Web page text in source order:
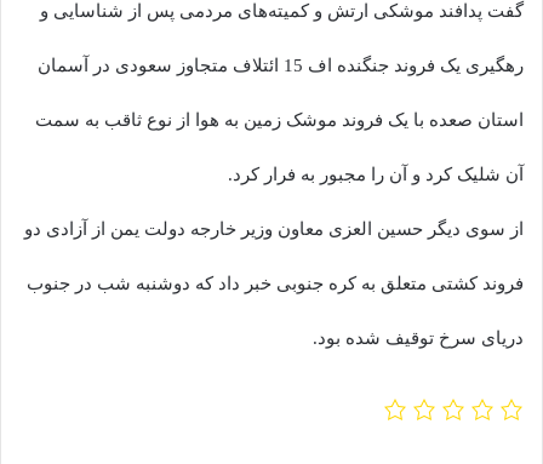
گفت پدافند موشکی ارتش و کمیته‌های مردمی پس از شناسایی و
رهگیری یک فروند جنگنده اف 15 ائتلاف متجاوز سعودی در آسمان
استان صعده با یک فروند موشک زمین به هوا از نوع ثاقب به سمت
آن شلیک کرد و آن را مجبور به فرار کرد.
از سوی دیگر حسین العزی معاون وزیر خارجه دولت یمن از آزادی دو
فروند کشتی متعلق به کره جنوبی خبر داد که دوشنبه شب در جنوب
دریای سرخ توقیف شده بود.